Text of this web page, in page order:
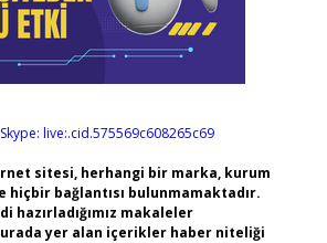
Skype: live:.cid.575569c608265c69
sitesi, herhangi bir marka, kurum
hiçbir bağlantısı bulunmamaktadır.
hazırladığımız makaleler
yer alan içerikler haber niteliği